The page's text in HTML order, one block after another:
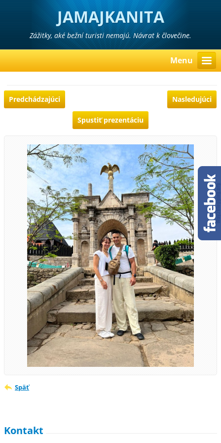
JAMAJKANITA
Zážitky, aké bežní turisti nemajú. Návrat k človečine.
Menu
Predchádzajúci Nasledujúci
Spustiť prezentáciu
Späť
Kontakt